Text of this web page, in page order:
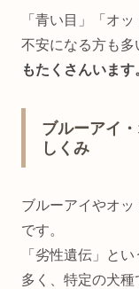
「青い目」「オ
不安になる方も多
もたくさんいます
ブルーアイ
しくみ
ブルーアイやオ
です。
「劣性遺伝」と
多く、特定の犬種